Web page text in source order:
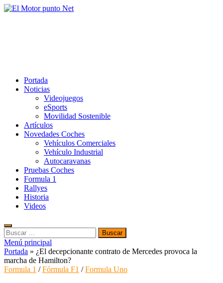
Saltar
Portada
Noticias
Videojuegos
eSports
Movilidad Sostenible
Artículos
Novedades Coches
Vehículos Comerciales
Vehículo Industrial
Autocaravanas
Pruebas Coches
Formula 1
Rallyes
Historia
Videos
Buscar:
Menú principal
Portada » ¿El decepcionante contrato de Mercedes provoca la
marcha de Hamilton?
Formula 1 /Fórmula F1 /Formula Uno